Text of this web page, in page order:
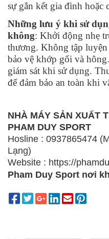
sự gắn kết gia đình hoặc
Những lưu ý khi sử
không: Khởi động nhẹ
thương. Không tập luyện
bảo vệ khớp gối và
giám sát khi sử dụng.
để đảm bảo an toàn khi
NHÀ MÁY SẢN XUẤT
PHAM DUY SPORT
Hosline : 0937865474
Lạng)
Website : https://
Pham Duy Sport nơi